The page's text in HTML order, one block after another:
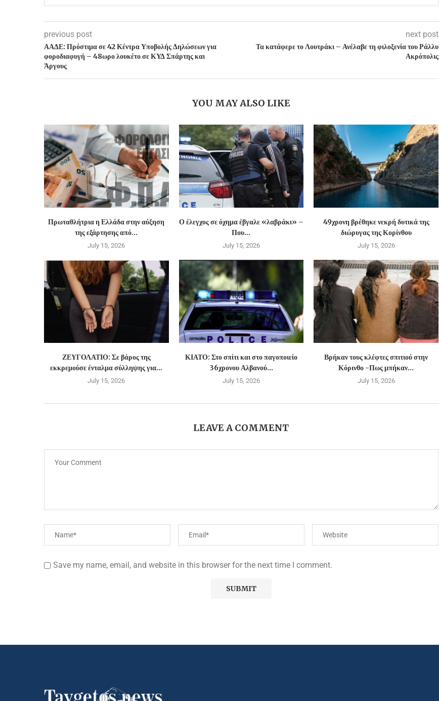
previous post
ΑΑΔΕ: Πρόστιμα σε 42 Κέντρα Υποβολής Δηλώσεων για
φοροδιαφυγή – 48ωρο λουκέτο σε ΚΥΔ Σπάρτης και
Άργους
next post
Τα κατάφερε το Λουτράκι – Ανέλαβε τη φιλοξενία του Ράλλυ
Ακρόπολις
YOU MAY ALSO LIKE
Πρωταθλήτρια η Ελλάδα στην αύξηση
της εξάρτησης από...
July 15, 2026
Ο έλεγχος σε όχημα έβγαλε «λαβράκι» –
Που...
July 15, 2026
49χρονη βρέθηκε νεκρή δυτικά της
διώρυγας της Κορίνθου
July 15, 2026
ΖΕΥΓΟΛΑΤΙΟ: Σε βάρος της
εκκρεμούσε ένταλμα σύλληψης για...
July 15, 2026
ΚΙΑΤΟ: Στο σπίτι και στο παγοποιείο
36χρονου Αλβανού...
July 15, 2026
Βρήκαν τους κλέφτες σπιτιού στην
Κόρινθο -Πως μπήκαν...
July 15, 2026
LEAVE A COMMENT
Save my name, email, and website in this browser for the next time I comment.